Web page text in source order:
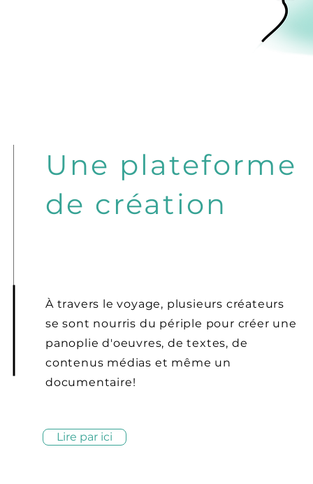
Une plateforme
de création
À travers le voyage, plusieurs créateurs
se sont nourris du périple pour créer une
panoplie d'oeuvres, de textes, de
contenus médias et même un
documentaire!
Lire par ici